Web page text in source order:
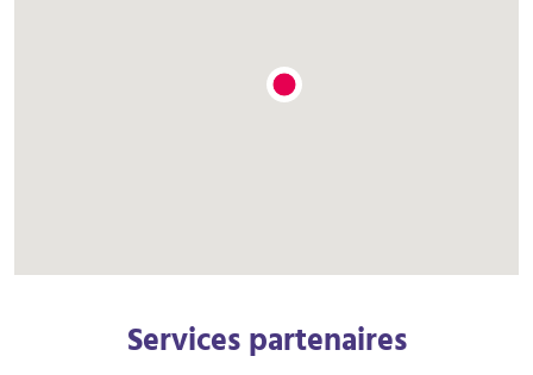
Services partenaires